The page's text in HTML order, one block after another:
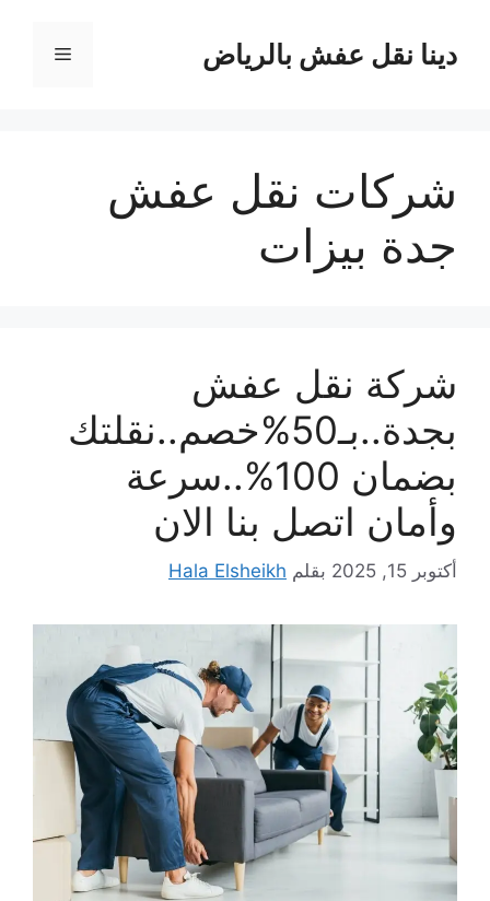
المحتوىدينا نقل عفش بالرياض القائمة
شركات نقل عفش
جدة بيزات
شركة نقل عفش
بجدة..بـ50%خصم..نقلتك
بضمان 100%..سرعة
وأمان اتصل بنا الان
أكتوبر 15, 2025 بقلم Hala Elsheikh